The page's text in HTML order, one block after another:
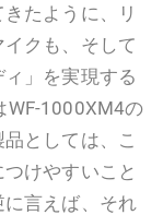
たように、リ
クも、そして
」を実現する
WF-1000XM4の
としては、こ
けやすいこと
言えば、それ